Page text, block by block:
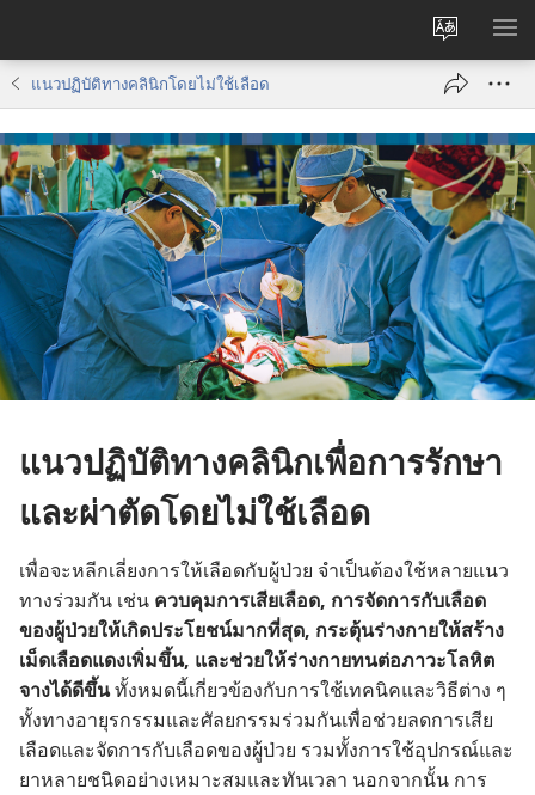
เปลี่ยน
ภาษา
แส
แนวปฏิบัติทางคลินิกโดยไม่ใช้เลือด
แนว​ปฏิบัติ​ทาง​คลินิก​เพื่อ​การ​รักษา​
และ​ผ่าตัด​โดย​ไม่​ใช้​เลือด
เพื่อ​จะ​หลีก​เลี่ยง​การ​ให้​เลือด​กับ​ผู้​ป่วย จำเป็น​ต้อง​ใช้​หลาย​แนว​
ทาง​ร่วม​กัน เช่น ควบคุม​การ​เสีย​เลือด, การ​จัด​การ​กับ​เลือด​
ของ​ผู้​ป่วย​ให้​เกิด​ประโยชน์​มาก​ที่​สุด, กระตุ้น​ร่าง​กาย​ให้​สร้าง​
เม็ด​เลือด​แดง​เพิ่ม​ขึ้น, และ​ช่วย​ให้​ร่าง​กาย​ทน​ต่อ​ภาวะ​โลหิต​
จาง​ได้​ดี​ขึ้นทั้ง​หมด​นี้​เกี่ยว​ข้อง​กับ​การ​ใช้​เทคนิค​และ​วิธี​ต่าง ๆ
ทั้ง​ทาง​อายุรกรรม​และ​ศัลยกรรม​ร่วม​กัน​เพื่อ​ช่วย​ลด​การ​เสีย​
เลือดและ​จัด​การ​กับ​เลือด​ของ​ผู้​ป่วย รวม​ทั้ง​การ​ใช้​อุปกรณ์​และ​
ยา​หลาย​ชนิด​อย่าง​เหมาะ​สม​และ​ทัน​เวลา นอก​จาก​นั้น การ​